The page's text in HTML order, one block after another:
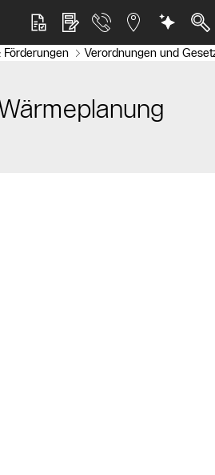
Förderungen Verordnungen und